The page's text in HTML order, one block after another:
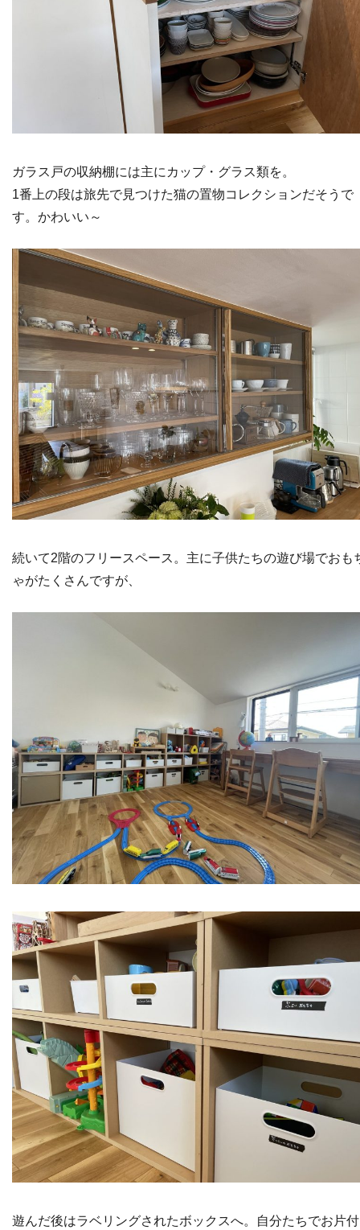
ガラス戸の収納棚には主にカップ・グラス類を。
1番上の段は旅先で見つけた猫の置物コレクションだそうで
す。かわいい～
続いて2階のフリースペース。主に子供たちの遊び場でおも
ゃがたくさんですが、
遊んだ後はラベリングされたボックスへ。自分たちでお片